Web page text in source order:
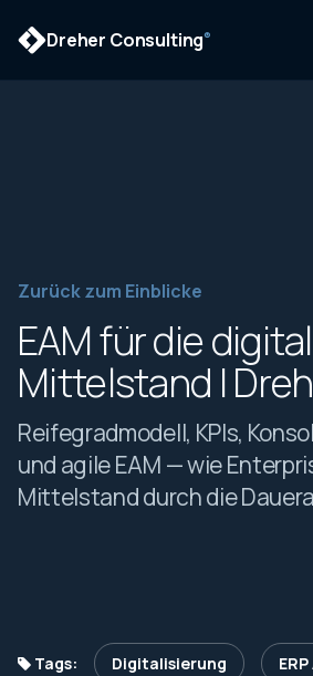
Dreher Consulting®
Zurück zum Einblicke
EAM für die
Mittelstand |
Reifegradmodell, KPIs,
und agile EAM — wie
Mittelstand durch die
Tags: Digitalisierung